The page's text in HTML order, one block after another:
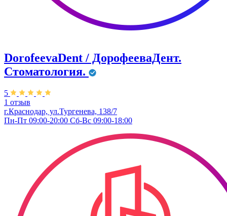
DorofeevaDent / ДорофееваДент.
Стоматология.
5
1 отзыв
г.Краснодар, ул.Тургенева, 138/7
Пн-Пт 09:00-20:00 Сб-Вс 09:00-18:00